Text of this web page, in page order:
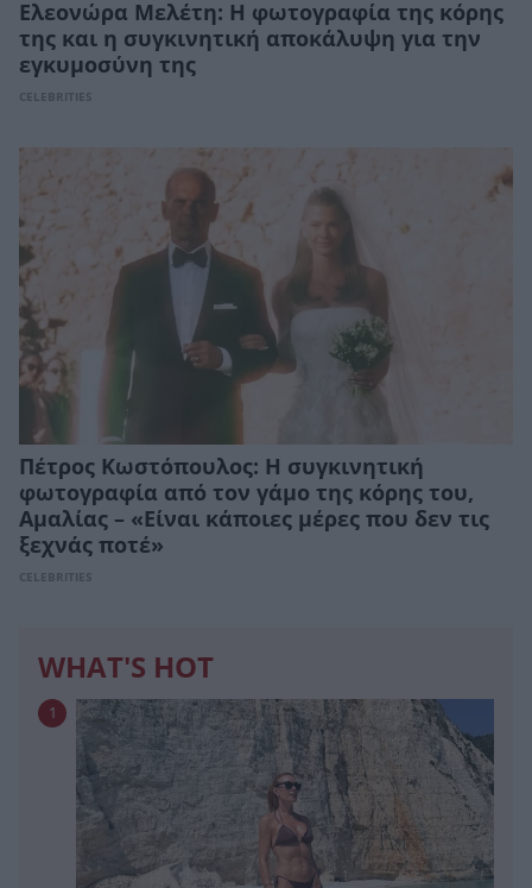
Ελεονώρα Μελέτη: Η φωτογραφία της κόρης
της και η συγκινητική αποκάλυψη για την
εγκυμοσύνη της
CELEBRITIES
Πέτρος Κωστόπουλος: Η συγκινητική
φωτογραφία από τον γάμο της κόρης του,
Αμαλίας – «Είναι κάποιες μέρες που δεν τις
ξεχνάς ποτέ»
CELEBRITIES
WHAT'S HOT
1